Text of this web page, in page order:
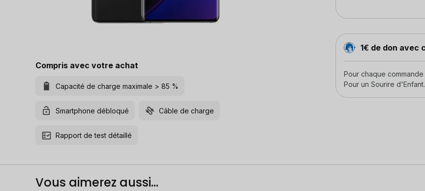
Compris avec votre achat
Capacité de charge maximale > 85 %
Smartphone débloqué Câble de charge
Rapport de test détaillé
1€ de don avec
Pour chaque
Pour un Sourire d'Enfant.
Vous aimerez aussi...